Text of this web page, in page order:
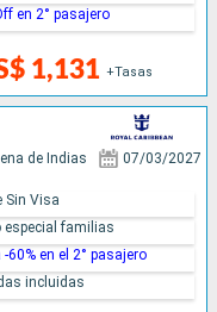
1,131 +Tasas
en 2° pasajero
de Indias 07/03/2027
Sin Visa
especial familias
-60% en el 2° pasajero
incluidas